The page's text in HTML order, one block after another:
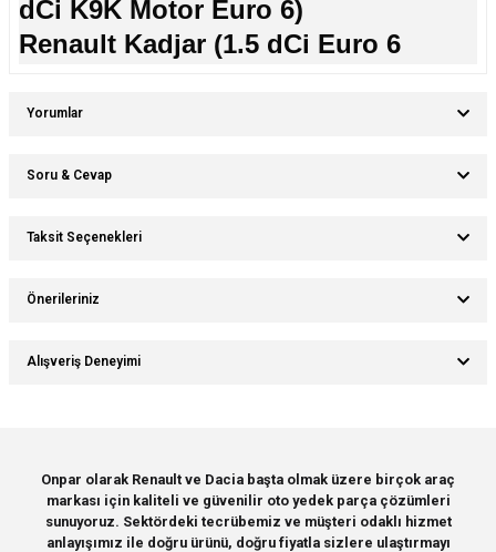
dCi K9K Motor Euro 6)
Renault Kadjar (1.5 dCi Euro 6
Yorumlar
Soru & Cevap
Taksit Seçenekleri
Önerileriniz
Bu ürünün fiyat bilgisi, resim, ürün açıklamalarında ve diğer konularda
yetersiz gördüğünüz noktaları öneri formunu kullanarak tarafımıza
Ürün resmi kalitesiz, bozuk veya görüntülenemiyor.
Ürün açıklamasında eksik bilgiler bulunuyor.
Ürün bilgilerinde hatalar bulunuyor.
Alışveriş Deneyimi
Deneyimini Paylaş
Onpar olarak Renault ve Dacia başta olmak üzere birçok araç
markası için kaliteli ve güvenilir oto yedek parça çözümleri
sunuyoruz. Sektördeki tecrübemiz ve müşteri odaklı hizmet
anlayışımız ile doğru ürünü, doğru fiyatla sizlere ulaştırmayı